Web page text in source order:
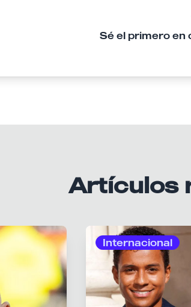
Sé el primero
Artículos
Internacional